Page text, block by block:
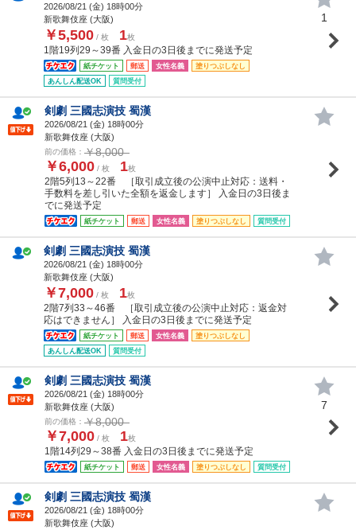
2026/08/21 (金) 18時00分
新歌舞伎座 (大阪)
￥5,500 / 枚 1枚
1階19列29～39番 入金日の3日後までに発送予定
紙チケット 郵送 女性名義
塗りつぶしなし
あんしん配送OK
質問受付
1
剣劇 三國志演技 蜀漢
2026/08/21 (金) 18時00分
新歌舞伎座 (大阪)
前の価格： ￥8,000
￥6,000 / 枚 1枚
2階5列13～22番 ［取引成立後の公演中止対応：送料・
手数料を差し引いた全額を返金します］ 入金日の3日後ま
でに発送予定
紙チケット 郵送 女性名義 塗りつぶしなし 質問受付
剣劇 三國志演技 蜀漢
2026/08/21 (金) 18時00分
新歌舞伎座 (大阪)
￥7,000 / 枚 1枚
2階7列33～46番 ［取引成立後の公演中止対応：返金対
応はできません］ 入金日の3日後までに発送予定
紙チケット 郵送 女性名義
塗りつぶしなし
あんしん配送OK
質問受付
剣劇 三國志演技 蜀漢
2026/08/21 (金) 18時00分
新歌舞伎座 (大阪)
前の価格： ￥8,000
￥7,000 / 枚 1枚
1階14列29～38番 入金日の3日後までに発送予定
紙チケット 郵送 女性名義 塗りつぶしなし 質問受付
7
剣劇 三國志演技 蜀漢
2026/08/21 (金) 18時00分
新歌舞伎座 (大阪)